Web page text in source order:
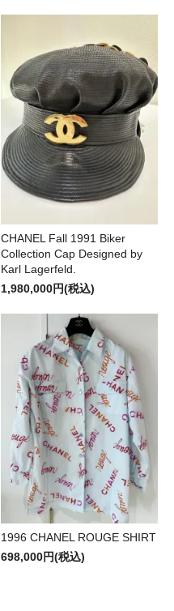
CHANEL Fall 1991 Biker
Collection Cap Designed by
Karl Lagerfeld.
1,980,000円(税込)
1996 CHANEL ROUGE SHIRT
698,000円(税込)